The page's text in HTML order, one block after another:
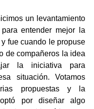
un levantamiento
entender mejor la
fue cuando le propuse
de compañeros la idea
la iniciativa para
situación. Votamos
propuestas y la
por diseñar algo